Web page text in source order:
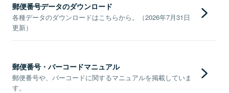
郵便番号データのダウンロード
各種データのダウンロードはこちらから。（2026年7月31日
更新）
郵便番号・バーコードマニュアル
郵便番号や、バーコードに関するマニュアルを掲載していま
す。